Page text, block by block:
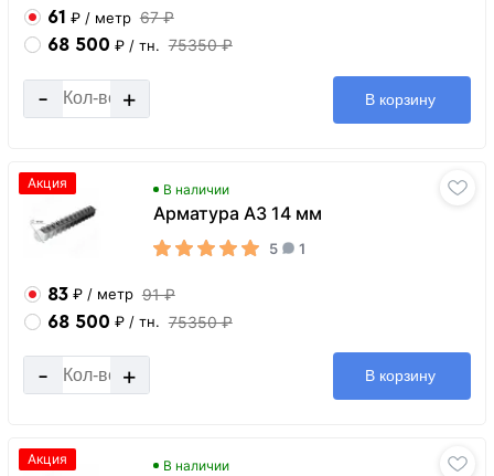
61 ₽ / метр 67 ₽
68 500 ₽ / тн. 75350 ₽
- + В корзину
В наличии
Арматура А3 14 мм
5 1
Акция
83 ₽ / метр 91 ₽
68 500 ₽ / тн. 75350 ₽
- + В корзину
В наличии
Акция